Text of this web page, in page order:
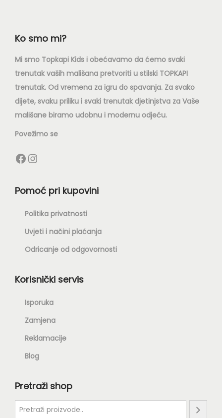
Ko smo mi?
Mi smo Topkapi Kids i obećavamo da ćemo svaki
trenutak vaših mališana pretvoriti u stilski TOPKAPI
trenutak. Od vremena za igru do spavanja. Za svako
dijete, svaku priliku i svaki trenutak djetinjstva za Vaše
mališane biramo udobnu i modernu odjeću.
Povežimo se
Pomoć pri kupovini
Politika privatnosti
Uvjeti i načini plaćanja
Odricanje od odgovornosti
Korisnički servis
Isporuka
Zamjena
Reklamacije
Blog
Pretraži shop